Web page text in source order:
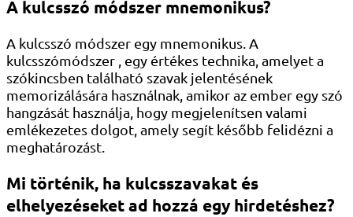
A kulcsszó módszer mnemonikus?
A kulcsszó módszer egy mnemonikus. A
kulcsszómódszer , egy értékes technika, amelyet a
szókincsben található szavak jelentésének
memorizálására használnak, amikor az ember egy szó
hangzását használja, hogy megjelenítsen valami
emlékezetes dolgot, amely segít később felidézni a
meghatározást.
Mi történik, ha kulcsszavakat és
elhelyezéseket ad hozzá egy hirdetéshez?